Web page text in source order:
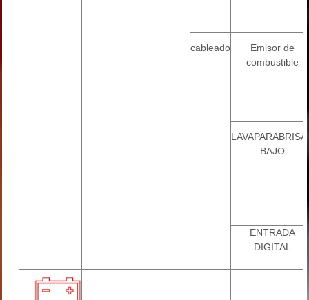
cableado
Emisor de
combustible
BAJO
ENTRADA
DIGITAL